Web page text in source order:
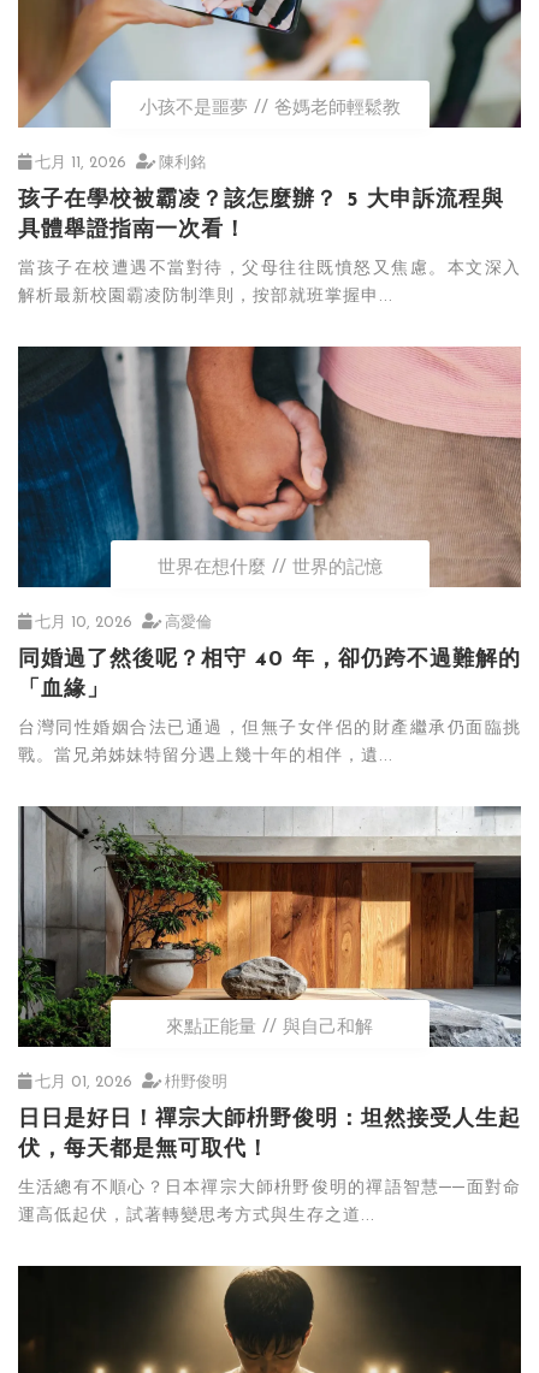
小孩不是噩夢 爸媽老師輕鬆教
七月 11, 2026 陳利銘
孩子在學校被霸凌？該怎麼辦？ 5 大申訴流程與
具體舉證指南一次看！
當孩子在校遭遇不當對待，父母往往既憤怒又焦慮。本文深入
解析最新校園霸凌防制準則，按部就班掌握申...
世界在想什麼 世界的記憶
七月 10, 2026 高愛倫
同婚過了然後呢？相守 40 年，卻仍跨不過難解的
「血緣」
台灣同性婚姻合法已通過，但無子女伴侶的財產繼承仍面臨挑
戰。當兄弟姊妹特留分遇上幾十年的相伴，遺...
來點正能量 與自己和解
七月 01, 2026 枡野俊明
日日是好日！禪宗大師枡野俊明：坦然接受人生起
伏，每天都是無可取代！
生活總有不順心？日本禪宗大師枡野俊明的禪語智慧──面對命
運高低起伏，試著轉變思考方式與生存之道...